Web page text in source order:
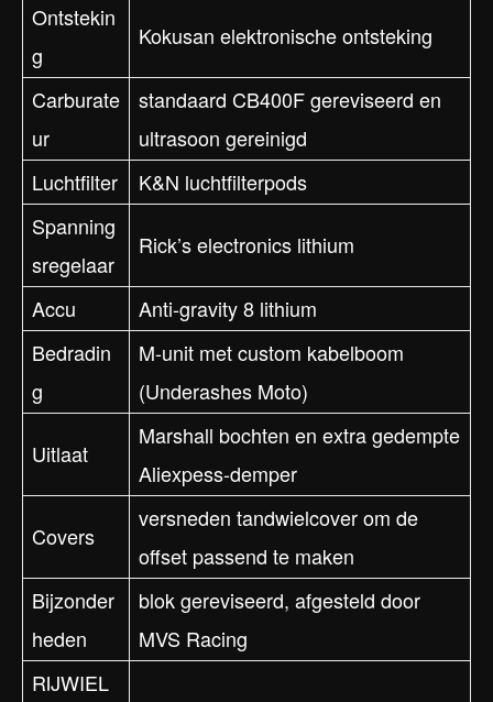
Ontstekin
g
Kokusan elektronische ontsteking
Carburate
ur
standaard CB400F gereviseerd en
ultrasoon gereinigd
Luchtfilter
K&N luchtfilterpods
Spanning
sregelaar
Rick’s electronics lithium
Accu
Anti-gravity 8 lithium
Bedradin
g
M-unit met custom kabelboom
(Underashes Moto)
Uitlaat
Marshall bochten en extra gedempte
Aliexpess-demper
Covers
versneden tandwielcover om de
offset passend te maken
Bijzonder
heden
blok gereviseerd, afgesteld door
MVS Racing
RIJWIEL